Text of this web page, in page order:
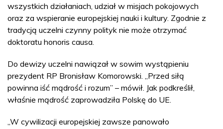
wszystkich działaniach, udział w misjach pokojowych
oraz za wspieranie europejskiej nauki i kultury. Zgodnie z
tradycją uczelni czynny polityk nie może otrzymać
doktoratu honoris causa.
Do dewizy uczelni nawiązał w sowim wystąpieniu
prezydent RP Bronisław Komorowski. „Przed siłą
powinna iść mądrość i rozum” – mówił. Jak podkreślił,
właśnie mądrość zaprowadziła Polskę do UE.
„W cywilizacji europejskiej zawsze panowało